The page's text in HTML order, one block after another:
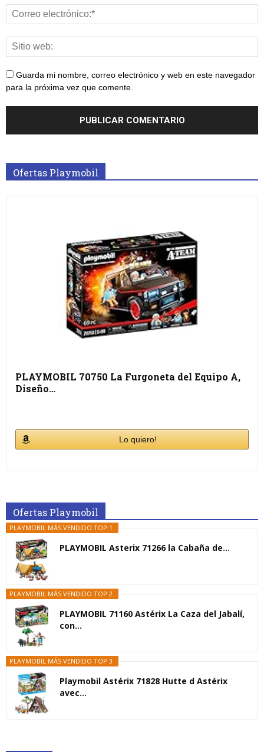
Guarda mi nombre, correo electrónico y web en este navegador
para la próxima vez que comente.
Ofertas Playmobil
PLAYMOBIL 70750 La Furgoneta del Equipo A,
Diseño…
Lo quiero!
Ofertas Playmobil
PLAYMOBIL MÁS VENDIDO TOP 1
PLAYMOBIL Asterix 71266 la Cabaña de...
PLAYMOBIL MÁS VENDIDO TOP 2
PLAYMOBIL 71160 Astérix La Caza del Jabalí,
con...
PLAYMOBIL MÁS VENDIDO TOP 3
Playmobil Astérix 71828 Hutte d Astérix
avec...